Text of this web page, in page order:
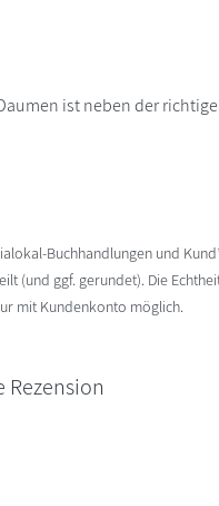
ist neben der
Buchhandlungen und
(und ggf. gerundet). Die
mit Kundenkonto möglich.
Rezension